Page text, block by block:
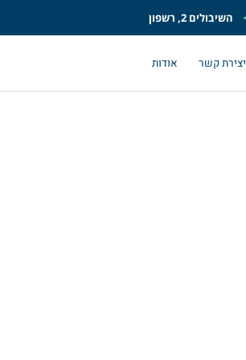
השיבולים 2, רשפון
יצירת קשר אודות